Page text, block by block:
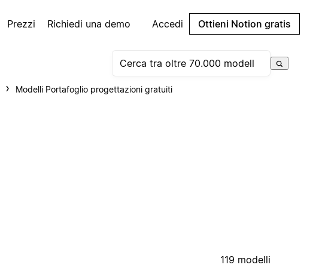
Prezzi Richiedi una demo Accedi Ottieni Notion gratis
Modelli Portafoglio progettazioni gratuiti
119 modelli